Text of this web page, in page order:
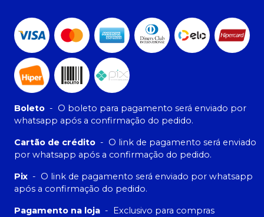
Boleto - O boleto para pagamento será enviado por
whatsapp após a confirmação do pedido.
Cartão de crédito - O link de pagamento será enviado
por whatsapp após a confirmação do pedido.
Pix - O link de pagamento será enviado por whatsapp
após a confirmação do pedido.
Pagamento na loja -
Exclusivo para compras